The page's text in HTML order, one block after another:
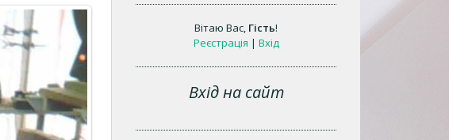
Вітаю Вас, Гість!
Реєстрація | Вхід
Вхід на сайт